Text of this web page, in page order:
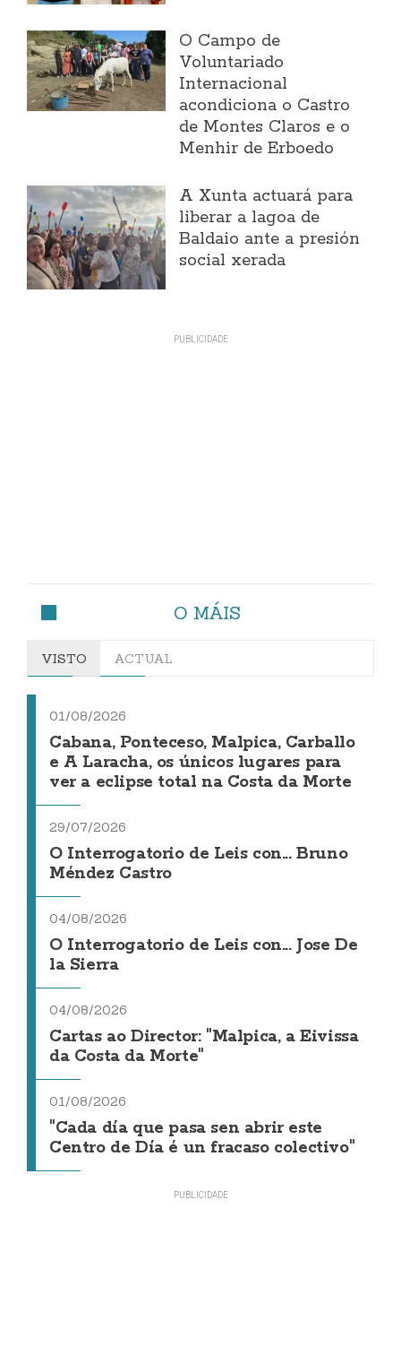
O Campo de
Voluntariado
Internacional
acondiciona o Castro
de Montes Claros e o
Menhir de Erboedo
A Xunta actuará para
liberar a lagoa de
Baldaio ante a presión
social xerada
O MÁIS
VISTO ACTUAL
01/08/2026
Cabana, Ponteceso, Malpica, Carballo
e A Laracha, os únicos lugares para
ver a eclipse total na Costa da Morte
29/07/2026
O Interrogatorio de Leis con... Bruno
Méndez Castro
04/08/2026
O Interrogatorio de Leis con... Jose De
la Sierra
04/08/2026
Cartas ao Director: "Malpica, a Eivissa
da Costa da Morte"
01/08/2026
"Cada día que pasa sen abrir este
Centro de Día é un fracaso colectivo"